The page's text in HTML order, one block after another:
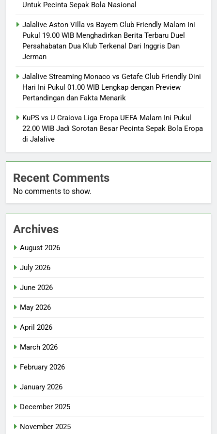
Untuk Pecinta Sepak Bola Nasional
Jalalive Aston Villa vs Bayern Club Friendly Malam Ini
Pukul 19.00 WIB Menghadirkan Berita Terbaru Duel
Persahabatan Dua Klub Terkenal Dari Inggris Dan
Jerman
Jalalive Streaming Monaco vs Getafe Club Friendly Dini
Hari Ini Pukul 01.00 WIB Lengkap dengan Preview
Pertandingan dan Fakta Menarik
KuPS vs U Craiova Liga Eropa UEFA Malam Ini Pukul
22.00 WIB Jadi Sorotan Besar Pecinta Sepak Bola Eropa
di Jalalive
Recent Comments
No comments to show.
Archives
August 2026
July 2026
June 2026
May 2026
April 2026
March 2026
February 2026
January 2026
December 2025
November 2025